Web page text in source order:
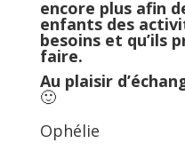
encore plus afin
enfants des
besoins et qu’ils
faire.
Au plaisir
🙂
Ophélie